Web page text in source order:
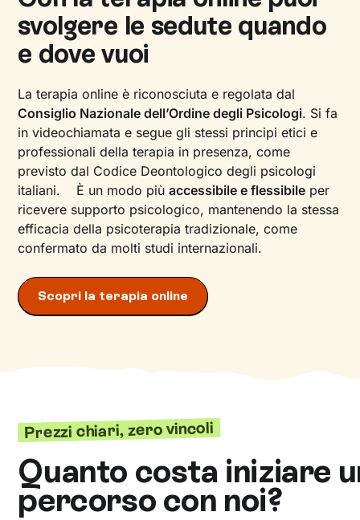
svolgere le sedute quando
e dove vuoi
La terapia online è riconosciuta e regolata dal
Consiglio Nazionale dell’Ordine degli Psicologi. Si fa
in videochiamata e segue gli stessi principi etici e
professionali della terapia in presenza, come
previsto dal Codice Deontologico degli psicologi
italiani. È un modo piùaccessibile e flessibile per
ricevere supporto psicologico, mantenendo la stessa
efficacia della psicoterapia tradizionale, come
confermato da molti studi internazionali.
Scopri la terapia online
Prezzi chiari, zero vincoli
Quanto costa iniziare
percorso con noi?